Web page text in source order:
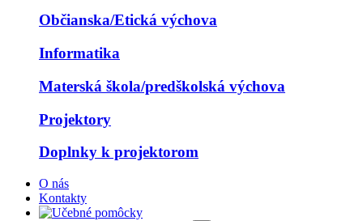
Občianska/Etická výchova
Informatika
Materská škola/predškolská výchova
Projektory
Doplnky k projektorom
O nás
Kontakty